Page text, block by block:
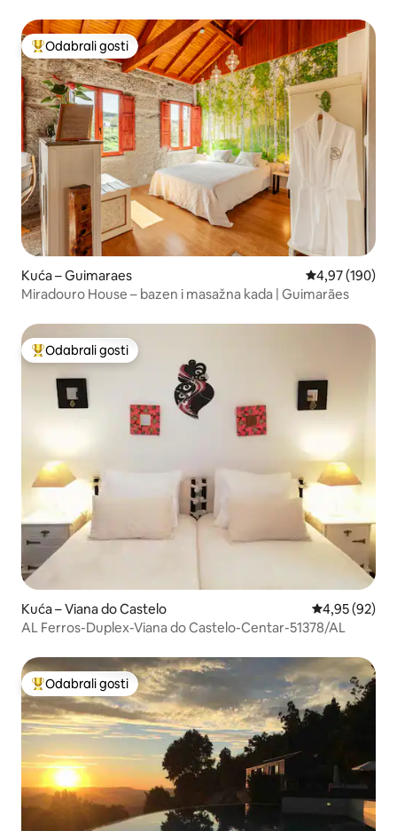
Među najviše rangiranima s oznakom „Odabrali gosti”
Odabrali gosti
Kuća – Guimaraes Prosječna
4,97 (190)
Miradouro House – bazen i masažna kada | Guimarães
Među najviše rangiranima s oznakom „Odabrali gosti”
Odabrali gosti
Kuća – Viana do Castelo Prosječna
4,95 (92)
AL Ferros-Duplex-Viana do Castelo-Centar-51378/AL
Među najviše rangiranima s oznakom „Odabrali gosti”
Odabrali gosti